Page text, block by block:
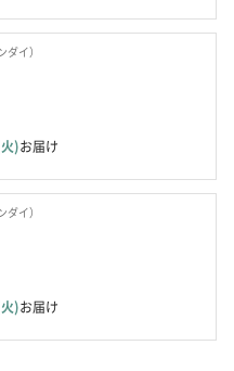
イ）
)お届け
イ）
)お届け